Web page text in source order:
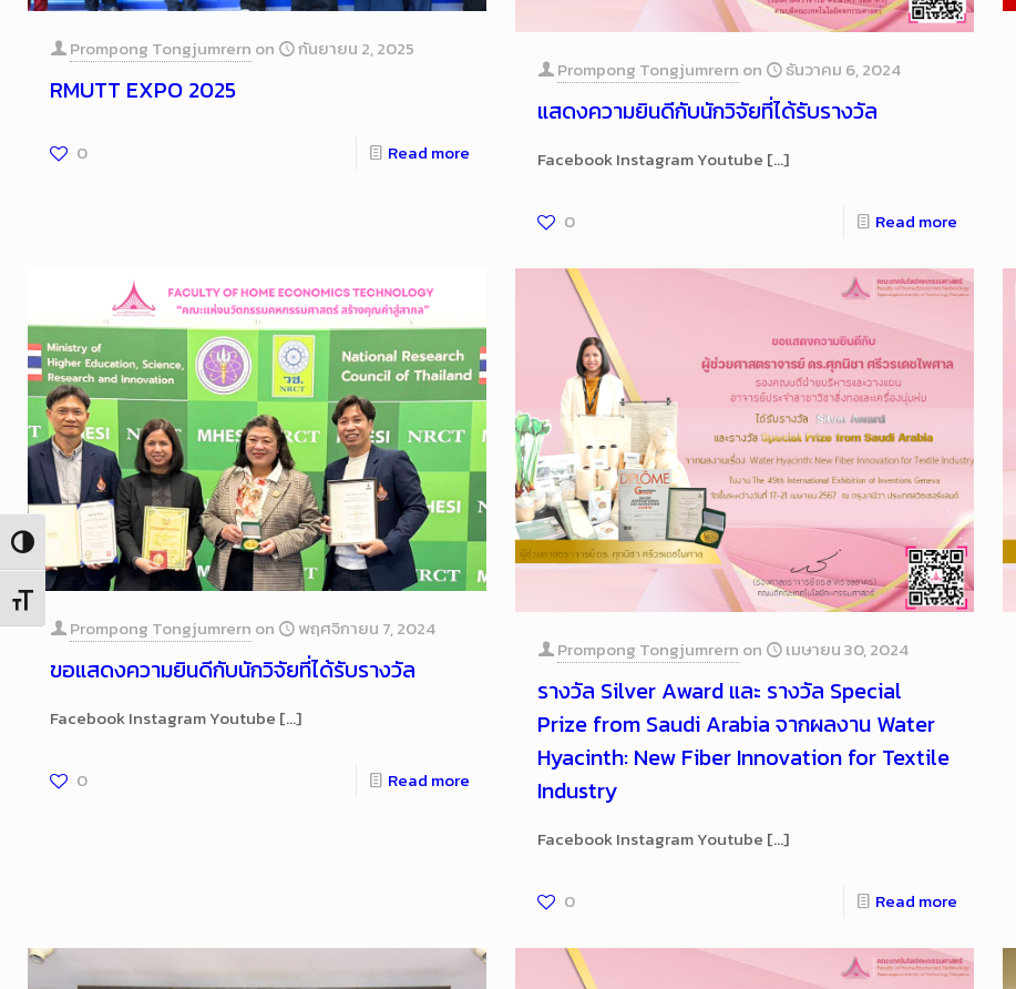
Toggle High Contrast
Toggle Font size
Prompong Tongjumrern on กันยายน 2, 2025
RMUTT EXPO 2025
0 Read more
Prompong Tongjumrern on ธันวาคม 6, 2024
แสดงความยินดีกับนักวิจัยที่ได้รับรางวัล
Facebook Instagram Youtube […]
0 Read more
Prompong Tongjumrern on พฤศจิกายน 7, 2024
ขอแสดงความยินดีกับนักวิจัยที่ได้รับรางวัล
Facebook Instagram Youtube […]
0 Read more
Prompong Tongjumrern on เมษายน 30, 2024
รางวัล Silver Award และ รางวัล Special
Prize from Saudi Arabia จากผลงาน Water
Hyacinth: New Fiber Innovation for Textile
Industry
Facebook Instagram Youtube […]
0 Read more